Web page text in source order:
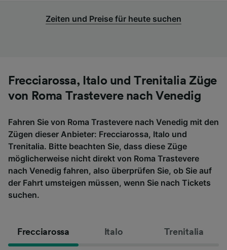
Zeiten und Preise für heute suchen
Frecciarossa, Italo und Trenitalia Züge
von Roma Trastevere nach Venedig
Fahren Sie von Roma Trastevere nach Venedig mit den
Zügen dieser Anbieter: Frecciarossa, Italo und
Trenitalia. Bitte beachten Sie, dass diese Züge
möglicherweise nicht direkt von Roma Trastevere
nach Venedig fahren, also überprüfen Sie, ob Sie auf
der Fahrt umsteigen müssen, wenn Sie nach Tickets
suchen.
Frecciarossa Italo Trenitalia